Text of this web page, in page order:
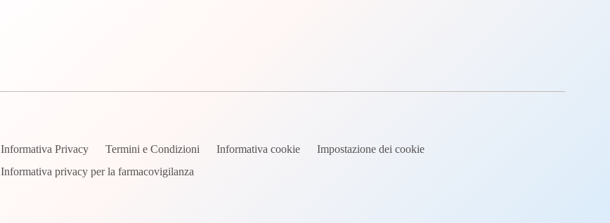
Informativa Privacy Termini e Condizioni Informativa cookie
Impostazione dei cookie
Informativa privacy per la farmacovigilanza